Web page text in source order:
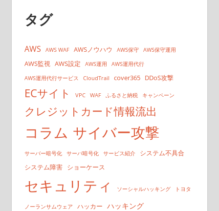
タグ
AWS AWS WAF AWSノウハウ AWS保守 AWS保守運用
AWS監視 AWS設定 AWS運用 AWS運用代行
AWS運用代行サービス CloudTrail cover365 DDoS攻撃
ECサイト VPC WAF ふるさと納税 キャンペーン
クレジットカード情報流出
コラム サイバー攻撃
サーバー暗号化 サーバ暗号化 サービス紹介
システム不具合
システム障害 ショーケース
セキュリティ ソーシャルハッキング トヨタ
ノーランサムウェア ハッカー ハッキング